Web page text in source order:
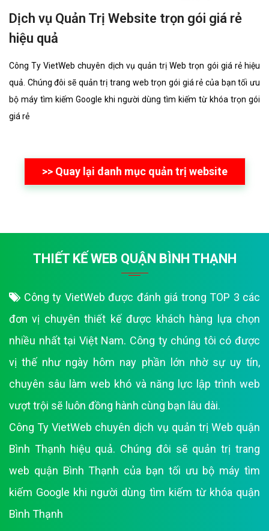
Dịch vụ Quản Trị Website trọn gói giá rẻ
hiệu quả
Công Ty VietWeb chuyên dịch vụ quản trị Web trọn gói giá rẻ hiệu
quả. Chúng đôi sẽ quản trị trang web trọn gói giá rẻ của bạn tối ưu
bộ máy tìm kiếm Google khi người dùng tìm kiếm từ khóa trọn gói
giá rẻ
>> Quay lại danh mục quản trị website
THIẾT KẾ WEB QUẬN BÌNH THẠNH
Công ty VietWeb được đánh giá trong TOP 3 các
đơn vị chuyên thiết kế được khách hàng lựa chọn
nhiều nhất tại Việt Nam. Công ty chúng tôi có được
vị thế như ngày hôm nay phần lớn nhờ sự uy tín,
chuyên sâu làm web khó và năng lực lập trình web
vượt trội sẽ luôn đồng hành cùng bạn lâu dài.
Công Ty VietWeb chuyên dịch vụ quản trị Web quận
Bình Thạnh hiệu quả. Chúng đôi sẽ quản trị trang
web quận Bình Thạnh của bạn tối ưu bộ máy tìm
kiếm Google khi người dùng tìm kiếm từ khóa quận
Bình Thạnh